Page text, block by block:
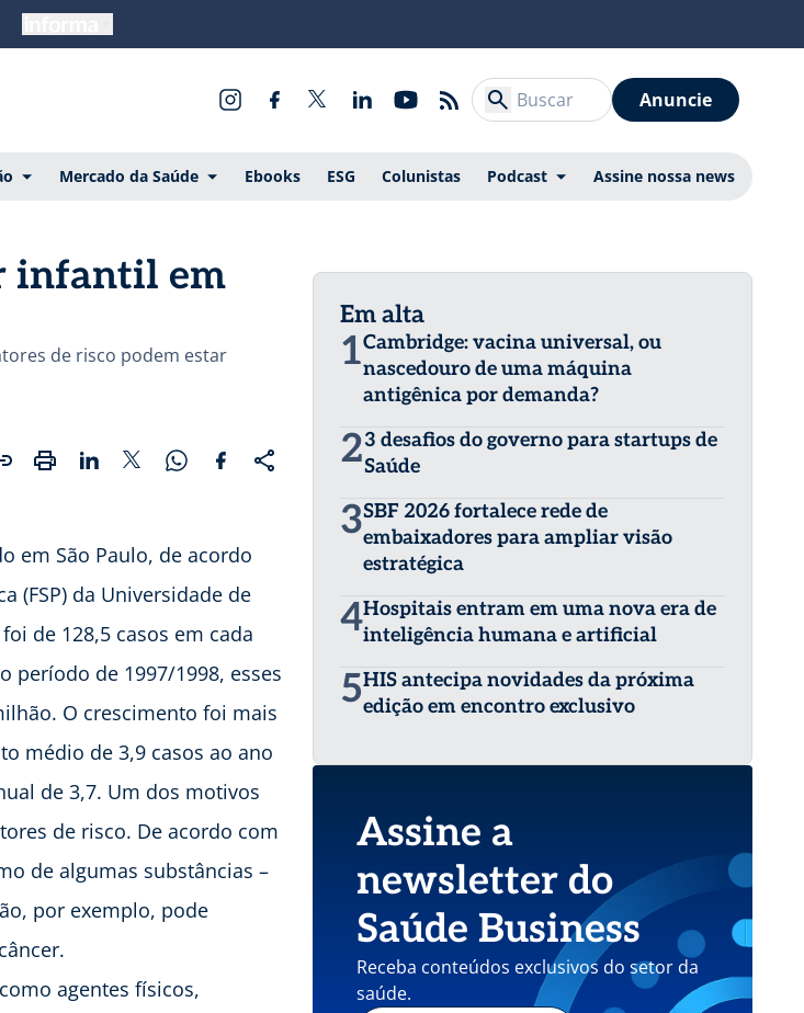
Anuncie
Mercado da Saúde Ebooks ESG Colunistas Podcast Assine nossa news
infantil em
de risco podem estar
em São Paulo, de acordo
(FSP) da Universidade de
de 128,5 casos em cada
período de 1997/1998, esses
O crescimento foi mais
médio de 3,9 casos ao ano
de 3,7. Um dos motivos
de risco. De acordo com
de algumas substâncias –
por exemplo, pode
agentes físicos,
Em alta
1Cambridge: vacina universal, ou
nascedouro de uma máquina
antigênica por demanda?
23 desafios do governo para startups de
Saúde
3SBF 2026 fortalece rede de
embaixadores para ampliar visão
estratégica
4Hospitais entram em uma nova era de
inteligência humana e artificial
5HIS antecipa novidades da próxima
edição em encontro exclusivo
Assine a
newsletter do
Saúde Business
Receba conteúdos exclusivos do setor da
saúde.